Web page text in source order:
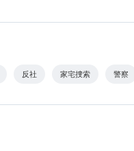
反社 家宅捜索 警察